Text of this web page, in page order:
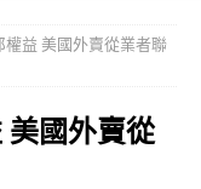
權益 美國外賣從業者聯
美國外賣從